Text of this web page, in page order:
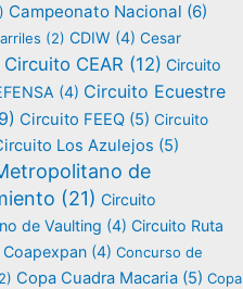
Campeonato Nacional (6)
(2) CDIW (4) Cesar
Circuito CEAR (12) Circuito
(4) Circuito Ecuestre
Circuito FEEQ (5) Circuito
Los Azulejos (5)
de
(21) Circuito
de Vaulting (4) Circuito Ruta
Coapexpan (4) Concurso de
Copa Cuadra Macaria (5) Copa